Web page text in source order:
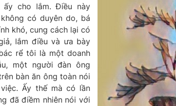
ấy cho lắm. Điều này
có duyên do, bá
khó, cung cách lại có
lắm điều và ưa bày
rể tôi là một doanh
một người đàn ông
bàn ăn ông toàn nói
Ấy thế mà có lần
đã điềm nhiên nói với